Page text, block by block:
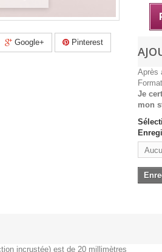
Google+ Pinterest
Après
Je
mon
incrustée) est de 20 millimètres